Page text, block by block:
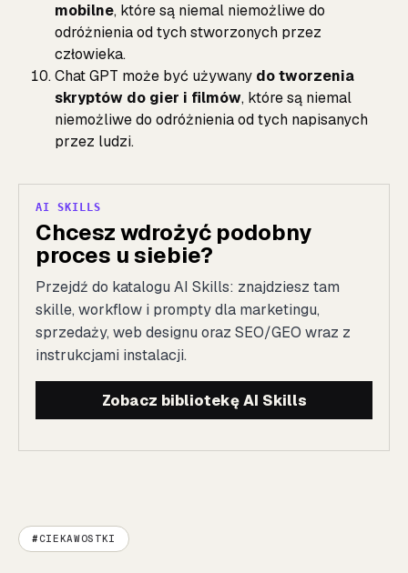
mobilne, które są niemal niemożliwe do
odróżnienia od tych stworzonych przez
człowieka.
Chat GPT może być używany do tworzenia
skryptów do gier i filmów, które są niemal
niemożliwe do odróżnienia od tych napisanych
przez ludzi.
AI SKILLS
Chcesz wdrożyć podobny
proces u siebie?
Przejdź do katalogu AI Skills: znajdziesz tam
skille, workflow i prompty dla marketingu,
sprzedaży, web designu oraz SEO/GEO wraz z
instrukcjami instalacji.
Zobacz bibliotekę AI Skills
CIEKAWOSTKI